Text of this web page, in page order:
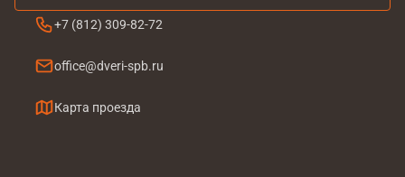
+7 (812) 309-82-72
office@dveri-spb.ru
Карта проезда